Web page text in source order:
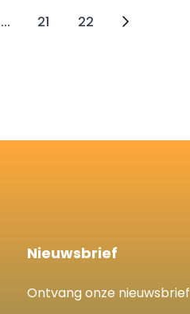
... 21 22
Nieuwsbrief
Ontvang onze nieuwsbrief